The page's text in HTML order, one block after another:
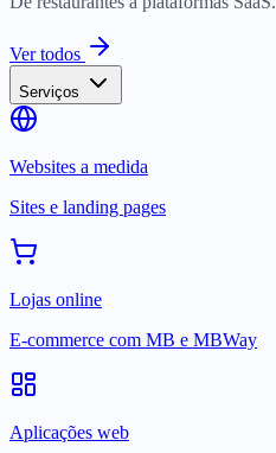
Ver todos
Serviços
Websites a medida
Sites e landing pages
Lojas online
E-commerce com MB e MBWay
Aplicações web